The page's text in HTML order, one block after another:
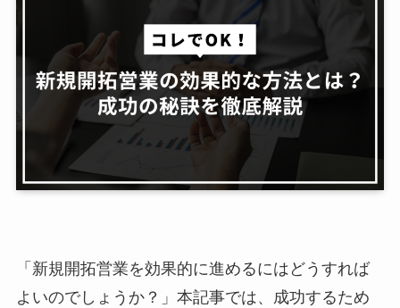
「新規開拓営業を効果的に進めるにはどうすれば
よいのでしょうか？」本記事では、成功するため